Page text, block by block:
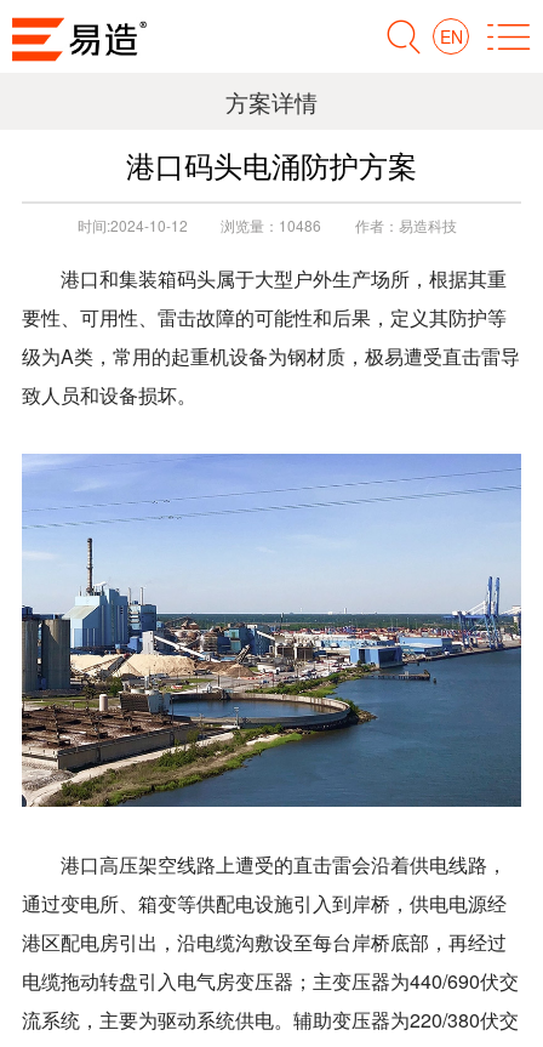
EN
方案详情
港口码头电涌防护方案
时间:2024-10-12 浏览量： 10486 作者： 易造科技
港口和集装箱码头属于大型户外生产场所，根据其重
要性、可用性、雷击故障的可能性和后果，定义其防护等
级为A类，常用的起重机设备为钢材质，极易遭受直击雷导
致人员和设备损坏。
港口高压架空线路上遭受的直击雷会沿着供电线路，
通过变电所、箱变等供配电设施引入到岸桥，供电电源经
港区配电房引出，沿电缆沟敷设至每台岸桥底部，再经过
电缆拖动转盘引入电气房变压器；主变压器为440/690伏交
流系统，主要为驱动系统供电。辅助变压器为220/380伏交